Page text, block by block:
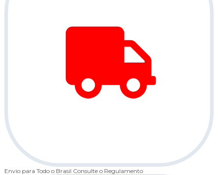
Envio para Todo o Brasil Consulte o Regulamento